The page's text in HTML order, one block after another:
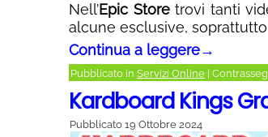
Nell’Epic Storetrovi tanti
alcune esclusive,
Continua a leggere→
Pubblicato in Servizi Online
Kardboard Kings
Pubblicato 19 Ottobre 2024